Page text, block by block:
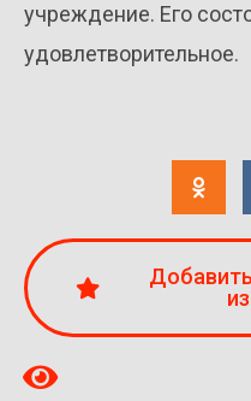
учреждение. Его
удовлетворительное.